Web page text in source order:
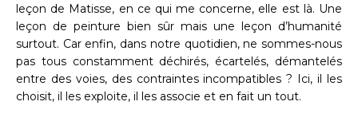
leçon de Matisse, en ce qui me concerne, elle est là. Une
leçon de peinture bien sûr mais une leçon d’humanité
surtout. Car enfin, dans notre quotidien, ne sommes-nous
pas tous constamment déchirés, écartelés, démantelés
entre des voies, des contraintes incompatibles ? Ici, il les
choisit, il les exploite, il les associe et en fait un tout.